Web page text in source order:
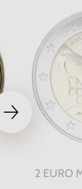
2 EURO